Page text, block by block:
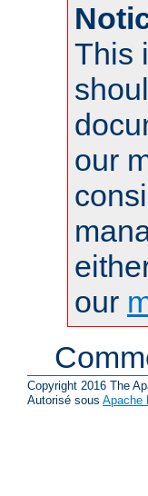
This
our
our
Copyright 2016 The
Autorisé sous Apache